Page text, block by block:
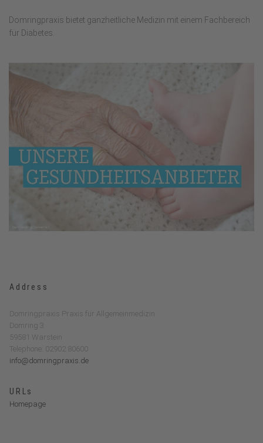
Domringpraxis bietet ganzheitliche Medizin mit einem Fachbereich
für Diabetes.
Address
Domringpraxis Praxis für Allgemeinmedizin
Domring 3
59581 Warstein
Telephone: 02902 80600
info@domringpraxis.de
URLs
Homepage